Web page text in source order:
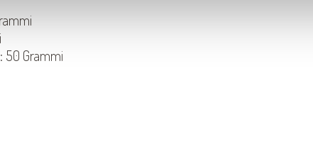
: 50 Grammi